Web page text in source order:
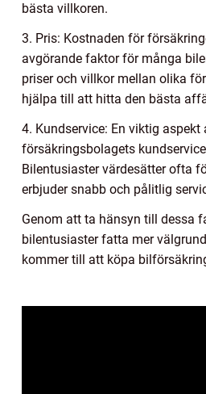
bästa villkoren.
3. Pris: Kostnaden för
avgörande faktor för många
priser och villkor mellan olika
hjälpa till att hitta den bästa
4. Kundservice: En viktig aspekt
försäkringsbolagets
Bilentusiaster värdesätter ofta
erbjuder snabb och pålitlig
Genom att ta hänsyn till dessa
bilentusiaster fatta mer
kommer till att köpa